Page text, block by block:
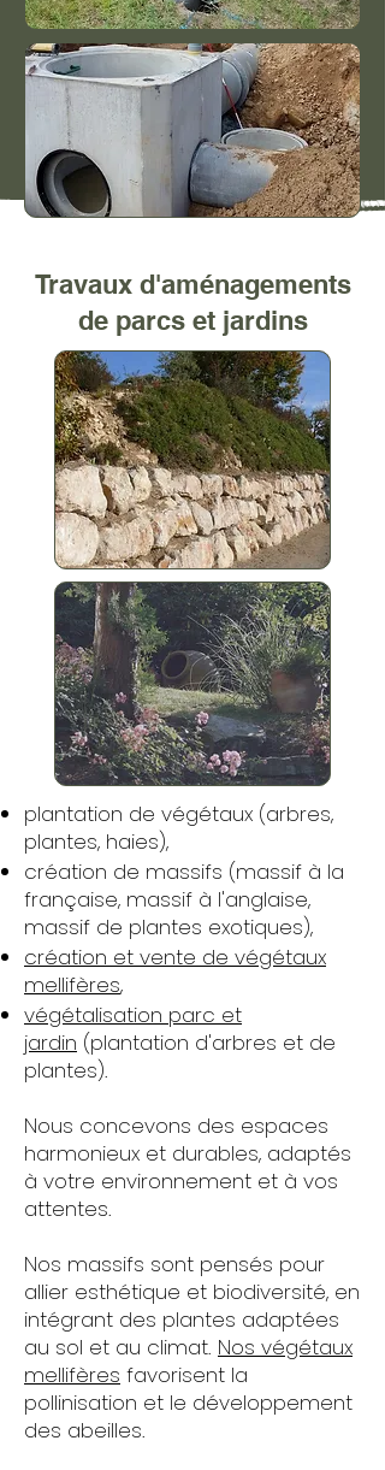
Travaux d'aménagements
de parcs et jardins
plantation de végétaux (arbres,
plantes, haies),
création de massifs (massif à la
française, massif à l'anglaise,
massif de plantes exotiques),
création et vente de végétaux
mellifères,
végétalisation parc et
jardin (plantation d'arbres et de
plantes).
Nous concevons des espaces
harmonieux et durables, adaptés
à votre environnement et à vos
attentes.
Nos massifs sont pensés pour
allier esthétique et biodiversité, en
intégrant des plantes adaptées
au sol et au climat. Nos végétaux
mellifères favorisent la
pollinisation et le développement
des abeilles.